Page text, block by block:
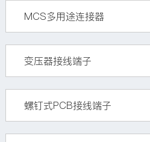
MCS多用途连接器
变压器接线端子
螺钉式PCB接线端子